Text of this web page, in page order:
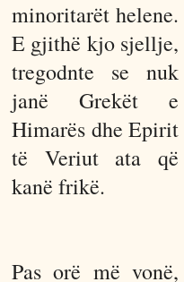
minoritarët helene.
E gjithë kjo sjellje,
tregodnte se nuk
janë Grekët e
Himarës dhe Epirit
të Veriut ata që
kanë frikë.
Pas orë më vonë,